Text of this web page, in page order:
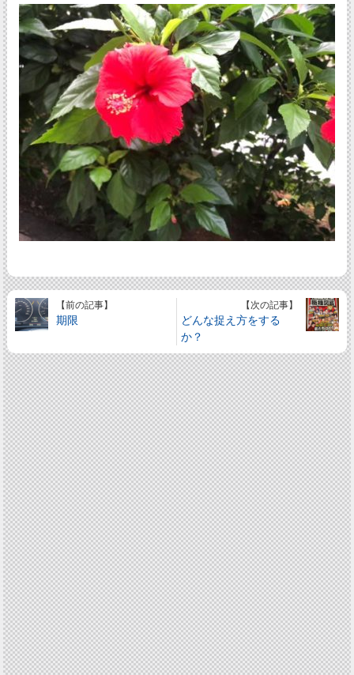
【前の記事】
期限
【次の記事】
どんな捉え方をする
か？